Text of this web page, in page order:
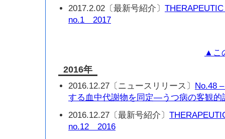
2017.2.02〔最新号紹介〕
no.1 2017
▲こ
2016年
2016.12.27〔ニュースリリース〕 No.48
する血中代謝物を同定—うつ病の客観的
2016.12.27〔最新号紹介〕
no.12 2016